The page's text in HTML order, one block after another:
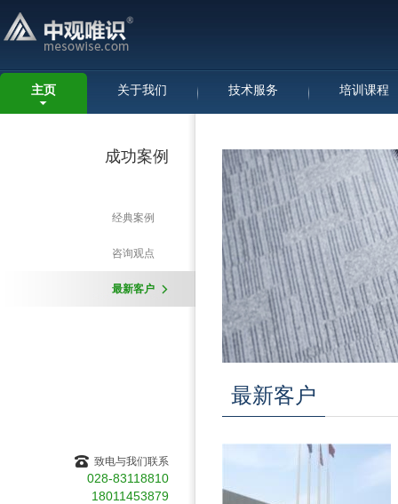
主页 关于我们 技术服务 培训课程
成功案例
经典案例
咨询观点
最新客户
致电与我们联系
028-83118810
18011453879
最新客户